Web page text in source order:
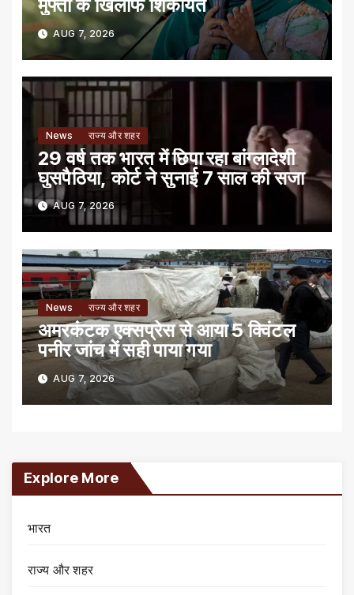
मुफ्ती के खिलाफ शिकायत
AUG 7, 2026
News राज्य और शहर
29 वर्ष तक भारत में छिपा रहा बांग्लादेशी
घुसपैठिया, कोर्ट ने सुनाई 7 साल की सजा
AUG 7, 2026
News राज्य और शहर
अमरकंटक एक्सप्रेस से आया 5 क्विंटल
पनीर जांच में सही पाया गया
AUG 7, 2026
Explore More
भारत
राज्य और शहर